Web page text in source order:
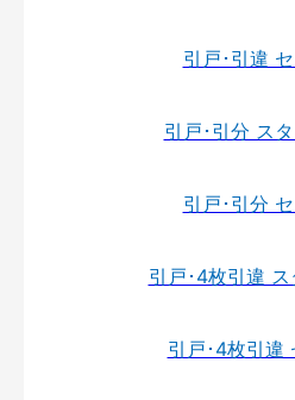
引戸･引違
引戸･引分 ス
引戸･引分
引戸･4枚引違 ス
引戸･4枚引違